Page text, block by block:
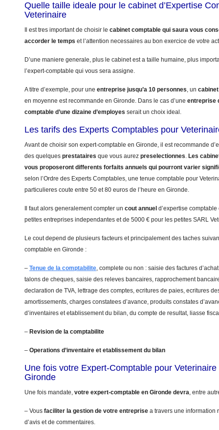
Quelle taille ideale pour le cabinet d’Expertise
Veterinaire
Il est tres important de choisir le cabinet comptable qui saura vous
accorder le temps et l’attention necessaires au bon exercice de votre
D’une maniere generale, plus le cabinet est a taille humaine, plus
l’expert-comptable qui vous sera assigne.
A titre d’exemple, pour une entreprise jusqu’a 10 personnes, un
en moyenne est recommande en Gironde. Dans le cas d’une entreprise
comptable d’une dizaine d’employes serait un choix ideal.
Les tarifs des Experts Comptables pour
Avant de choisir son expert-comptable en Gironde, il est recommande
des quelques prestataires que vous aurez preselectionnes. Les
vous proposeront differents forfaits annuels qui pourront varier
selon l’Ordre des Experts Comptables, une tenue comptable pour
particulieres coute entre 50 et 80 euros de l’heure en Gironde.
Il faut alors generalement compter un cout annuel d’expertise
petites entreprises independantes et de 5000 € pour les petites SARL
Le cout depend de plusieurs facteurs et principalement des taches
comptable en Gironde :
– Tenue de la comptabilite, complete ou non : saisie des factures
talons de cheques, saisie des releves bancaires, rapprochement
declaration de TVA, lettrage des comptes, ecritures de paies, ecritures
amortissements, charges constatees d’avance, produits constates
d’inventaires et etablissement du bilan, du compte de resultat, liasse
– Revision de la comptabilite
– Operations d’inventaire et etablissement du bilan
Une fois votre Expert-Comptable pour
Gironde
Une fois mandate, votre expert-comptable en Gironde devra, entre
– Vous faciliter la gestion de votre entreprise a travers une information
d’avis et de commentaires.